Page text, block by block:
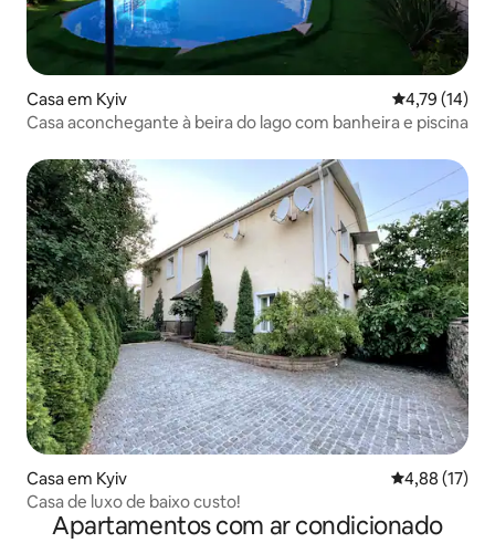
Casa em Kyiv Classificação
4,79 (14)
Casa aconchegante à beira do lago com banheira e piscina
Casa em Kyiv Classificação
4,88 (17)
Casa de luxo de baixo custo!
Apartamentos com ar condicionado